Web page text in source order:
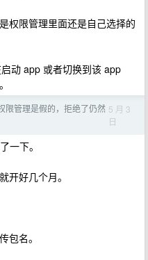
权限管理里面还是自己选择的
动 app 或者切换到该 app
限管理是假的，拒绝了仍然 5 月 3
日
一下。
开好几个月。
包名。